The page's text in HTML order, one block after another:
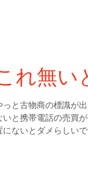
れ無い
っと古物商の標識が
いと携帯電話の売買
にないとダメらしい